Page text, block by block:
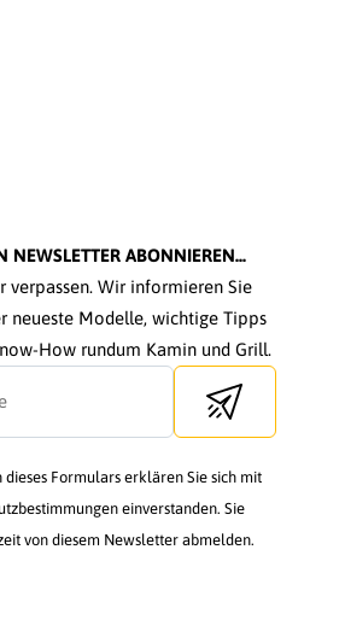
NEWSLETTER ABONNIEREN...
verpassen. Wir informieren Sie
neueste Modelle, wichtige Tipps
How rundum Kamin und Grill.
Send newsletter
dieses Formulars erklären Sie sich mit
einverstanden. Sie
von diesem Newsletter abmelden.